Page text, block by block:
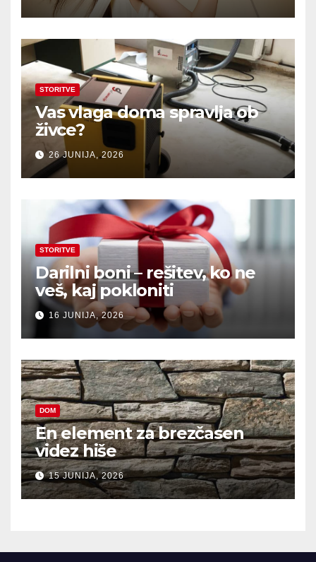
STORITVE
Vas vlaga doma spravlja ob
živce?
26 JUNIJA, 2026
STORITVE
Darilni boni – rešitev, ko ne
veš, kaj pokloniti
16 JUNIJA, 2026
DOM
En element za brezčasen
videz hiše
15 JUNIJA, 2026